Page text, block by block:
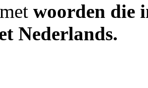
woorden die
Nederlands.